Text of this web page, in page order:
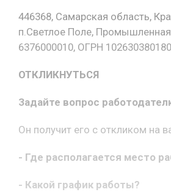
446368, Самарская область,
п.Светлое Поле,
6376000010, ОГРН
ОТКЛИКНУТЬСЯ
Задайте вопрос
Он получит его с откликом на
- Где располагается место
- Какой график работы?